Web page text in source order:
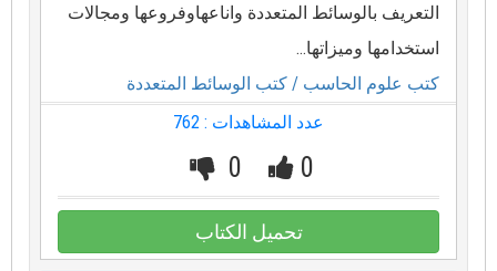
التعريف بالوسائط المتعددة واناعهاوفروعها ومجالات
استخدامها وميزاتها...
كتب علوم الحاسب / كتب الوسائط المتعددة
عدد المشاهدات : 762
0
0
تحميل الكتاب